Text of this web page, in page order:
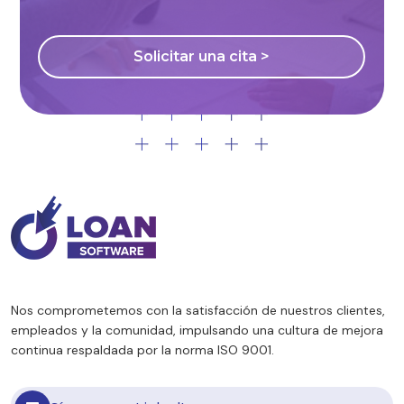
Solicitar una cita >
Nos comprometemos con la satisfacción de nuestros clientes,
empleados y la comunidad, impulsando una cultura de mejora
continua respaldada por la norma ISO 9001.